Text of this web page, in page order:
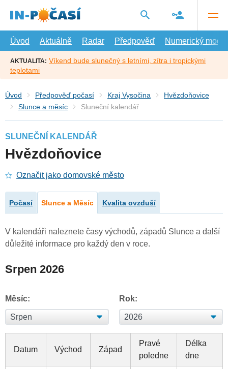
hlavní
Úvod
Aktuálně Radar Předpověď Numerický model
AKTUALITA: Víkend bude slunečný s letními, zítra i tropickými
teplotami
Úvod Předpověď počasí Kraj Vysočina
Hvězdoňovice
Slunce a měsíc
Sluneční kalendář
SLUNEČNÍ KALENDÁŘ
Hvězdoňovice
Označit jako domovské město
Počasí Slunce a Měsíc Kvalita ovzduší
V kalendáři naleznete časy východů, západů Slunce a další
důležité informace pro každý den v roce.
Srpen 2026
Měsíc: Rok:
Datum Východ Západ
Pravé
poledne
Délka
dne